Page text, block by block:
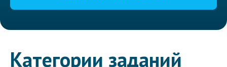
Категории заданий